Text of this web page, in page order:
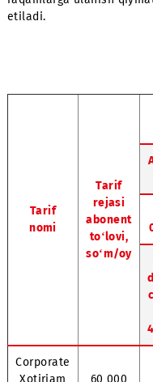
kichikroq tarif rejasiga
rejalariga ulanishda
Platinum, Platinum
raqamlarga ulanish
Tarif
Tarif